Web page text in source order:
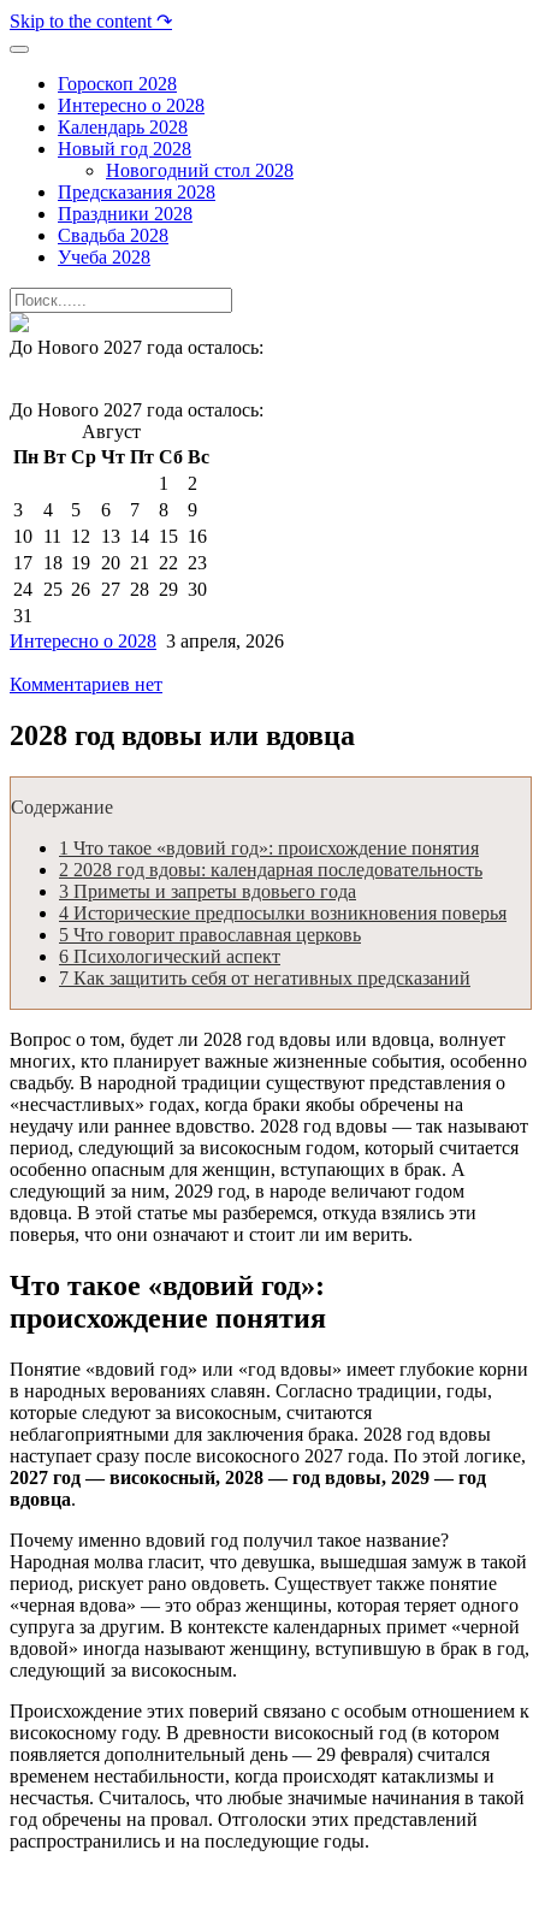
Skip to the content ↷
Гороскоп 2028
Интересно о 2028
Календарь 2028
Новый год 2028
Новогодний стол 2028
Предсказания 2028
Праздники 2028
Свадьба 2028
Учеба 2028
До Нового 2027 года осталось:
До Нового 2027 года осталось:
Август
Пн Вт Ср Чт Пт Сб Вс
1
2
3
4 5 6 7 8
9
10 11 12 13 14 15 16
17 18 19 20 21 22 23
24 25 26 27 28 29 30
31
Интересно о 2028 3 апреля, 2026
Комментариев нет
2028 год вдовы или вдовца
Содержание
1 Что такое «вдовий год»: происхождение понятия
2 2028 год вдовы: календарная последовательность
3 Приметы и запреты вдовьего года
4 Исторические предпосылки возникновения поверья
5 Что говорит православная церковь
6 Психологический аспект
7 Как защитить себя от негативных предсказаний
Вопрос о том, будет ли 2028 год вдовы или вдовца, волнует
многих, кто планирует важные жизненные события, особенно
свадьбу. В народной традиции существуют представления о
«несчастливых» годах, когда браки якобы обречены на
неудачу или раннее вдовство. 2028 год вдовы — так называют
период, следующий за високосным годом, который считается
особенно опасным для женщин, вступающих в брак. А
следующий за ним, 2029 год, в народе величают годом
вдовца. В этой статье мы разберемся, откуда взялись эти
поверья, что они означают и стоит ли им верить.
Что такое «вдовий год»:
происхождение понятия
Понятие «вдовий год» или «год вдовы» имеет глубокие корни
в народных верованиях славян. Согласно традиции, годы,
которые следуют за високосным, считаются
неблагоприятными для заключения брака. 2028 год вдовы
наступает сразу после високосного 2027 года. По этой логике,
2027 год — високосный, 2028 — год вдовы, 2029 — год
вдовца.
Почему именно вдовий год получил такое название?
Народная молва гласит, что девушка, вышедшая замуж в такой
период, рискует рано овдоветь. Существует также понятие
«черная вдова» — это образ женщины, которая теряет одного
супруга за другим. В контексте календарных примет «черной
вдовой» иногда называют женщину, вступившую в брак в год,
следующий за високосным.
Происхождение этих поверий связано с особым отношением к
високосному году. В древности високосный год (в котором
появляется дополнительный день — 29 февраля) считался
временем нестабильности, когда происходят катаклизмы и
несчастья. Считалось, что любые значимые начинания в такой
год обречены на провал. Отголоски этих представлений
распространились и на последующие годы.